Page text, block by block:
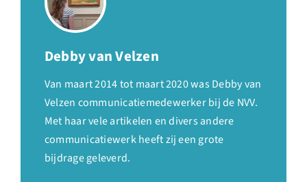
Debby van Velzen
Van maart 2014 tot maart 2020 was Debby van
Velzen communicatiemedewerker bij de NVV.
Met haar vele artikelen en divers andere
communicatiewerk heeft zij een grote
bijdrage geleverd.